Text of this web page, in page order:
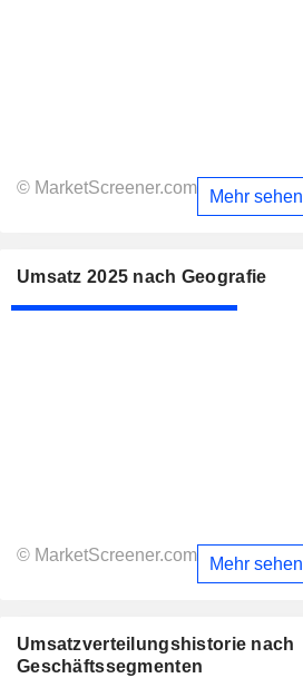
© MarketScreener.com Mehr sehen
Umsatz 2025 nach Geografie
© MarketScreener.com Mehr sehen
Umsatzverteilungshistorie nach
Geschäftssegmenten